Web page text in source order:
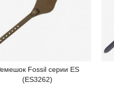
Подробнее
Fossil серии ES
(ES3262)